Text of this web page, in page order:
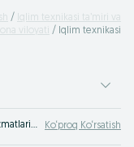
Iqlim texnikasi ta’miri va
viloyati
Iqlim texnikasi
Konditsionerlar Beshariq, isitgichlarni ta‘mirlash xizmatlarini ko‘rsatish OLX.uz Beshariq e‘lonlar taxtasida. Ko‘proq Ko‘rsatish